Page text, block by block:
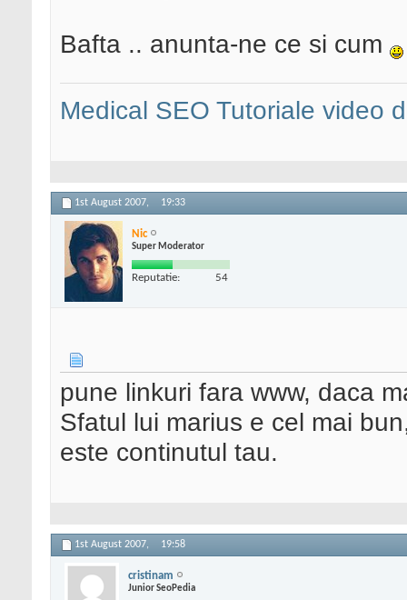
Bafta .. anunta-ne ce si cum
Medical SEO Tutoriale video
1st August 2007, 19:33
Nic
Super Moderator
Reputatie: 54
pune linkuri fara www, daca
Sfatul lui marius e cel mai
este continutul tau.
1st August 2007, 19:58
cristinam
Junior SeoPedia